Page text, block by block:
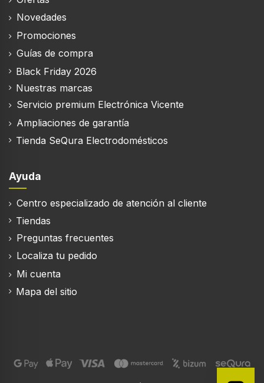
Diseño
Tipo de instalación
Nombre del color
Cristal negro
Frente
Perillas retráctiles
Pantalla incorporada
Tipo de visualizador
Material de la puerta
Novedades
Promociones
Guías de compra
Black Friday 2026
Nuestras marcas
Servicio premium Electrónica Vicente
Ampliaciones de garantía
Tienda SeQura Electrodomésticos
Ayuda
Centro especializado de atención al cliente
Tiendas
Preguntas frecuentes
Localiza tu pedido
Mi cuenta
Mapa del sitio